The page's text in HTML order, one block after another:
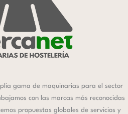
gama de maquinarias para el sector
con las marcas más reconocidas
propuestas globales de servicios y